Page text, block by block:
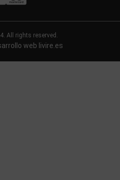
All rights reserved.
web livire.es